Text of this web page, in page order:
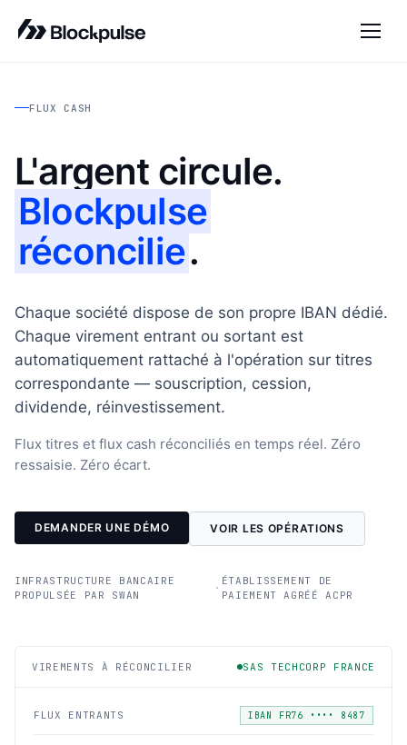
FLUX CASH
L'argent circule.
Blockpulse
réconcilie.
Chaque société dispose de son propre IBAN dédié.
Chaque virement entrant ou sortant est
automatiquement rattaché à l'opération sur titres
correspondante — souscription, cession,
dividende, réinvestissement.
Flux titres et flux cash réconciliés en temps réel. Zéro
ressaisie. Zéro écart.
DEMANDER UNE DÉMO VOIR LES OPÉRATIONS
INFRASTRUCTURE BANCAIRE
PROPULSÉE PAR SWAN
·
ÉTABLISSEMENT DE
PAIEMENT AGRÉÉ ACPR
VIREMENTS À RÉCONCILIER SAS TECHCORP FRANCE
FLUX ENTRANTS IBAN FR76 •••• 8487